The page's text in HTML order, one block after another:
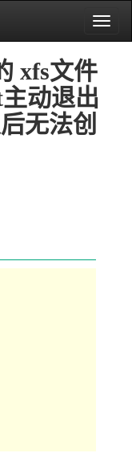
Toggle
xfs文件
动退出
无法创